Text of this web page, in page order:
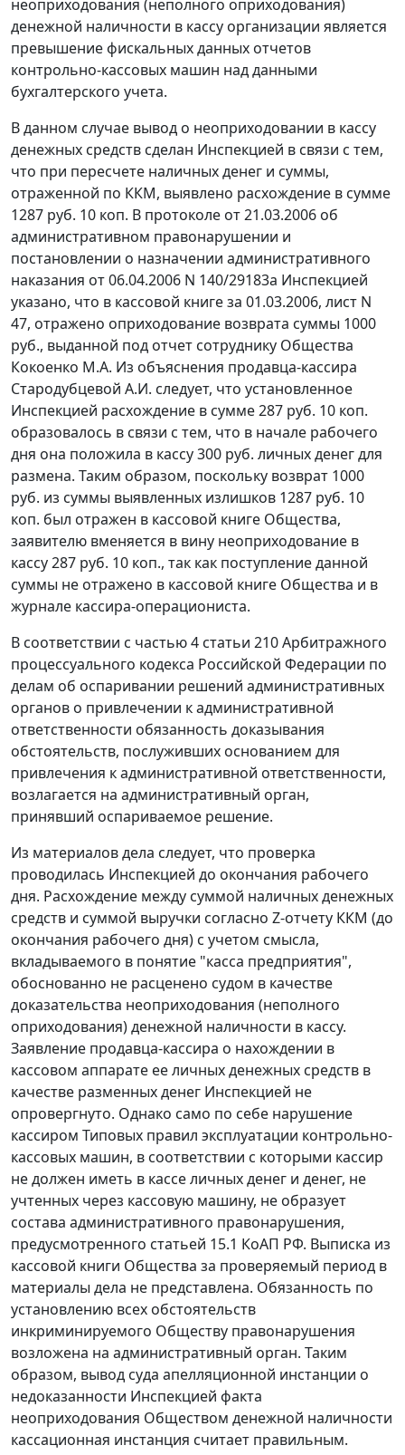
неоприходования (неполного оприходования)
денежной наличности в кассу организации является
превышение фискальных данных отчетов
контрольно-кассовых машин над данными
бухгалтерского учета.
В данном случае вывод о неоприходовании в кассу
денежных средств сделан Инспекцией в связи с тем,
что при пересчете наличных денег и суммы,
отраженной по ККМ, выявлено расхождение в сумме
1287 руб. 10 коп. В протоколе от 21.03.2006 об
административном правонарушении и
постановлении о назначении административного
наказания от 06.04.2006 N 140/29183а Инспекцией
указано, что в кассовой книге за 01.03.2006, лист N
47, отражено оприходование возврата суммы 1000
руб., выданной под отчет сотруднику Общества
Кокоенко М.А. Из объяснения продавца-кассира
Стародубцевой А.И. следует, что установленное
Инспекцией расхождение в сумме 287 руб. 10 коп.
образовалось в связи с тем, что в начале рабочего
дня она положила в кассу 300 руб. личных денег для
размена. Таким образом, поскольку возврат 1000
руб. из суммы выявленных излишков 1287 руб. 10
коп. был отражен в кассовой книге Общества,
заявителю вменяется в вину неоприходование в
кассу 287 руб. 10 коп., так как поступление данной
суммы не отражено в кассовой книге Общества и в
журнале кассира-операциониста.
В соответствии с частью 4 статьи 210Арбитражного
процессуального кодекса Российской Федерации по
делам об оспаривании решений административных
органов о привлечении к административной
ответственности обязанность доказывания
обстоятельств, послуживших основанием для
привлечения к административной ответственности,
возлагается на административный орган,
принявший оспариваемое решение.
Из материалов дела следует, что проверка
проводилась Инспекцией до окончания рабочего
дня. Расхождение между суммой наличных денежных
средств и суммой выручки согласно Z-отчету ККМ (до
окончания рабочего дня) с учетом смысла,
вкладываемого в понятие "касса предприятия",
обоснованно не расценено судом в качестве
доказательства неоприходования (неполного
оприходования) денежной наличности в кассу.
Заявление продавца-кассира о нахождении в
кассовом аппарате ее личных денежных средств в
качестве разменных денег Инспекцией не
опровергнуто. Однако само по себе нарушение
кассиром Типовых правил эксплуатации контрольно-
кассовых машин, в соответствии с которыми кассир
не должен иметь в кассе личных денег и денег, не
учтенных через кассовую машину, не образует
состава административного правонарушения,
предусмотренного статьей 15.1 КоАП РФ. Выписка из
кассовой книги Общества за проверяемый период в
материалы дела не представлена. Обязанность по
установлению всех обстоятельств
инкриминируемого Обществу правонарушения
возложена на административный орган. Таким
образом, вывод суда апелляционной инстанции о
недоказанности Инспекцией факта
неоприходования Обществом денежной наличности
кассационная инстанция считает правильным.